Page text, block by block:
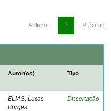
Anterior 1 Próximo
Autor(es) Tipo
ELIAS, Lucas
Borges
Dissertação